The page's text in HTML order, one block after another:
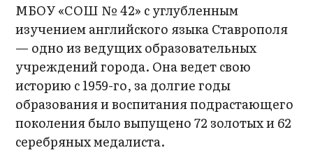
МБОУ «СОШ № 42» с углубленным
изучением английского языка Ставрополя
— одно из ведущих образовательных
учреждений города. Она ведет свою
историю с 1959-го, за долгие годы
образования и воспитания подрастающего
поколения было выпущено 72 золотых и 62
серебряных медалиста.